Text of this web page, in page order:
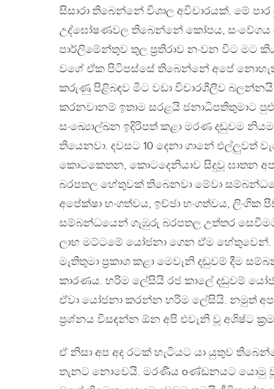
සිසාරා තිබෙන්නේ විශාල අවිචාරයක්. මේ
උද්ඝෝෂණවල තිබෙන්නේ කෝපය, සංවේගය
පාර්ලිමේන්තුව තුල ප්‍රතිරාව නංවන විට මට
වගේ ඒක පිටිපස්සේ තිබෙන්නේ අපේ
කරුණු පිළිබඳව මීට වඩා විචාරශීලීව බලන්නයි
කරනවානම් ඉතාම සරළයි ජනාධිපතිතුමාට
සංඛ්‍යාෙල්ඛන ඉදිරිපත් කළා මරණ දඬුවම
තියෙනවා. දවසට 10 දෙනා ගානේ එල්ලුවත්
කොටකෙතන, කොටදෙනියාව සිදුවූ ඝාතන
බරපතල හේතුවක් තිබෙනවා මේවා
අපේක්ෂා භංගත්වය, ඉච්ඡා භංගත්වය, ලිංගික
සම්බන්ධයෙන් ගැඹුරු බරපතල උත්තර
ලාභ මට්ටමේ යෝජනා ගෙන ඒම හේතුවෙන්.
මැතිතුමා ප්‍රකාශ කළා මෙවැනි දඬුවම් දීම
කාරණය. හරිම ලේසියි රජ කාලේ දඬුවම්
ඒවා යෝජනා කරන්න හරිම ලේසියි. නමුත්
ප්‍රශ්නය විසඳන්න ඕන අපි එවැනි වූ අශිෂ්ට
ඒ නිසා අප අද රටක් හැටියට යා යුතුව
තැනට නොවෙයි. මරණීය oණ්ඩනයට යොමු වූ